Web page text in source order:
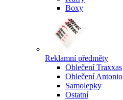
Boxy
Reklamní předměty
Oblečení Traxxas
Oblečení Antonio
Samolepky
Ostatní